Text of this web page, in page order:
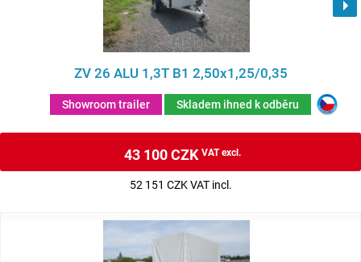
ZV 26 ALU 1,3T B1 2,50x1,25/0,35
Showroom trailer Skladem ihned k odběru
43 100 CZKVAT excl.
52 151 CZK VAT incl.